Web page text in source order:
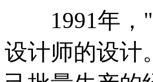
1991年，
设计师的设计